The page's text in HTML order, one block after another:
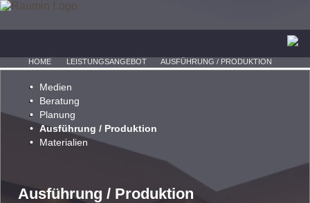
HOME LEISTUNGSANGEBOT AUSFÜHRUNG / PRODUKTION
Medien
Beratung
Planung
Ausführung / Produktion
Materialien
Ausführung / Produktion